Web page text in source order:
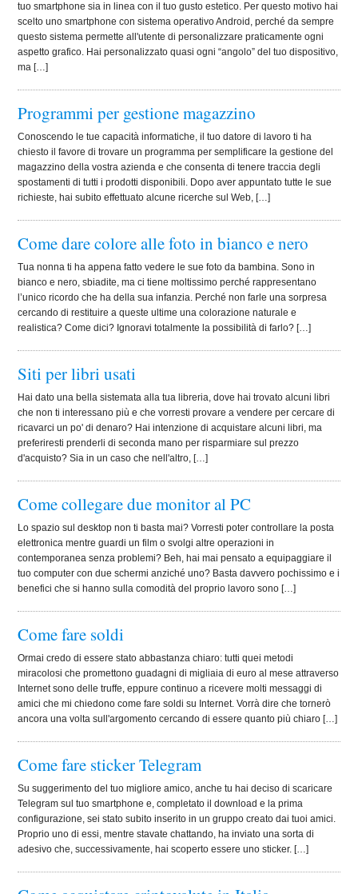
tuo smartphone sia in linea con il tuo gusto estetico. Per questo motivo hai
scelto uno smartphone con sistema operativo Android, perché da sempre
questo sistema permette all'utente di personalizzare praticamente ogni
aspetto grafico. Hai personalizzato quasi ogni “angolo” del tuo dispositivo,
ma […]
Programmi per gestione magazzino
Conoscendo le tue capacità informatiche, il tuo datore di lavoro ti ha
chiesto il favore di trovare un programma per semplificare la gestione del
magazzino della vostra azienda e che consenta di tenere traccia degli
spostamenti di tutti i prodotti disponibili. Dopo aver appuntato tutte le sue
richieste, hai subito effettuato alcune ricerche sul Web, […]
Come dare colore alle foto in bianco e nero
Tua nonna ti ha appena fatto vedere le sue foto da bambina. Sono in
bianco e nero, sbiadite, ma ci tiene moltissimo perché rappresentano
l’unico ricordo che ha della sua infanzia. Perché non farle una sorpresa
cercando di restituire a queste ultime una colorazione naturale e
realistica? Come dici? Ignoravi totalmente la possibilità di farlo? […]
Siti per libri usati
Hai dato una bella sistemata alla tua libreria, dove hai trovato alcuni libri
che non ti interessano più e che vorresti provare a vendere per cercare di
ricavarci un po' di denaro? Hai intenzione di acquistare alcuni libri, ma
preferiresti prenderli di seconda mano per risparmiare sul prezzo
d'acquisto? Sia in un caso che nell'altro, […]
Come collegare due monitor al PC
Lo spazio sul desktop non ti basta mai? Vorresti poter controllare la posta
elettronica mentre guardi un film o svolgi altre operazioni in
contemporanea senza problemi? Beh, hai mai pensato a equipaggiare il
tuo computer con due schermi anziché uno? Basta davvero pochissimo e i
benefici che si hanno sulla comodità del proprio lavoro sono […]
Come fare soldi
Ormai credo di essere stato abbastanza chiaro: tutti quei metodi
miracolosi che promettono guadagni di migliaia di euro al mese attraverso
Internet sono delle truffe, eppure continuo a ricevere molti messaggi di
amici che mi chiedono come fare soldi su Internet. Vorrà dire che tornerò
ancora una volta sull'argomento cercando di essere quanto più chiaro […]
Come fare sticker Telegram
Su suggerimento del tuo migliore amico, anche tu hai deciso di scaricare
Telegram sul tuo smartphone e, completato il download e la prima
configurazione, sei stato subito inserito in un gruppo creato dai tuoi amici.
Proprio uno di essi, mentre stavate chattando, ha inviato una sorta di
adesivo che, successivamente, hai scoperto essere uno sticker. […]